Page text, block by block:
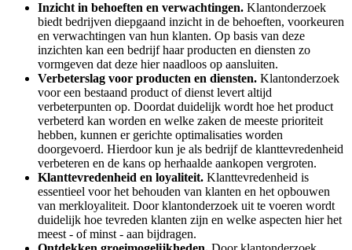
Inzicht in behoeften en verwachtingen. Klantonderzoek
biedt bedrijven diepgaand inzicht in de behoeften, voorkeuren
en verwachtingen van hun klanten. Op basis van deze
inzichten kan een bedrijf haar producten en diensten zo
vormgeven dat deze hier naadloos op aansluiten.
Verbeterslag voor producten en diensten. Klantonderzoek
voor een bestaand product of dienst levert altijd
verbeterpunten op. Doordat duidelijk wordt hoe het product
verbeterd kan worden en welke zaken de meeste prioriteit
hebben, kunnen er gerichte optimalisaties worden
doorgevoerd. Hierdoor kun je als bedrijf de klanttevredenheid
verbeteren en de kans op herhaalde aankopen vergroten.
Klanttevredenheid en loyaliteit. Klanttevredenheid is
essentieel voor het behouden van klanten en het opbouwen
van merkloyaliteit. Door klantonderzoek uit te voeren wordt
duidelijk hoe tevreden klanten zijn en welke aspecten hier het
meest - of minst - aan bijdragen.